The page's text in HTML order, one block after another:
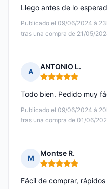
Publicado el 09/06/2024 à
tras una compra de 21/05/
Llego antes de lo
A
ANTONIO L.
Nota: 5 de 5
Publicado el 09/06/2024 à
tras una compra de 01/06/
Todo bien. Pedido muy
M
Montse R.
Nota: 5 de 5
Fácil de comprar,